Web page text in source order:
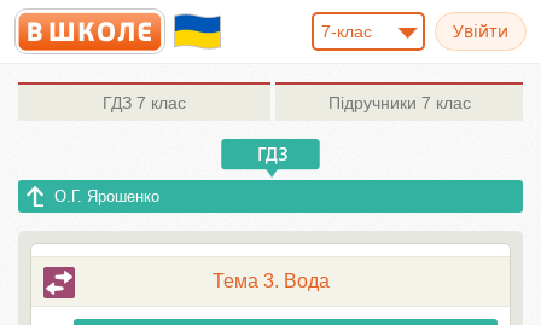
7-клас
ГДЗ 7 клас Підручники 7 клас
О.Г. Ярошенко
Тема 3. Вода